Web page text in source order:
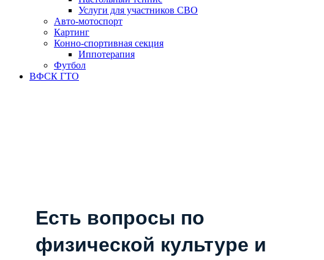
Услуги для участников СВО
Авто-мотоспорт
Картинг
Конно-спортивная секция
Иппотерапия
Футбол
ВФСК ГТО
Есть вопросы по
физической культуре и